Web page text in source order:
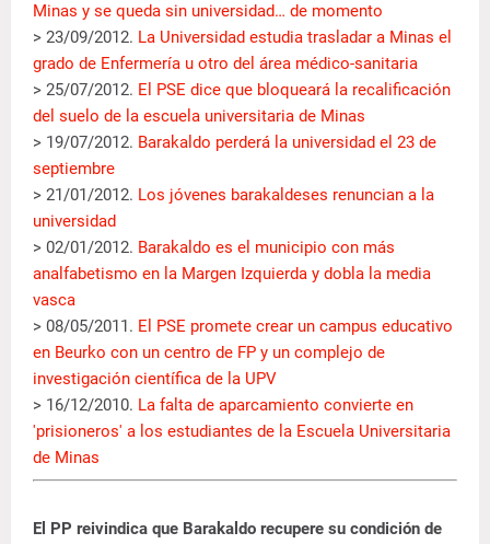
Minas y se queda sin universidad… de momento
> 23/09/2012. La Universidad estudia trasladar a Minas el
grado de Enfermería u otro del área médico-sanitaria
> 25/07/2012. El PSE dice que bloqueará la recalificación
del suelo de la escuela universitaria de Minas
> 19/07/2012. Barakaldo perderá la universidad el 23 de
septiembre
> 21/01/2012. Los jóvenes barakaldeses renuncian a la
universidad
> 02/01/2012. Barakaldo es el municipio con más
analfabetismo en la Margen Izquierda y dobla la media
vasca
> 08/05/2011. El PSE promete crear un campus educativo
en Beurko con un centro de FP y un complejo de
investigación científica de la UPV
> 16/12/2010. La falta de aparcamiento convierte en
'prisioneros' a los estudiantes de la Escuela Universitaria
de Minas
El PP reivindica que Barakaldo recupere su condición de